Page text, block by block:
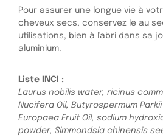
Pour assurer une longue vie à
cheveux secs, conservez le au
utilisations, bien à l'abri dans sa
aluminium.
Liste INCI :
Laurus nobilis water, ricinus
Nucifera Oil, Butyrospermum
Europaea Fruit Oil, sodium
powder, Simmondsia chinensis